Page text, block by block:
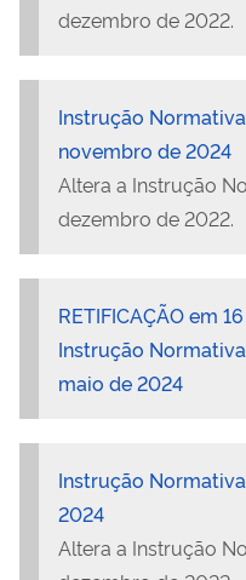
dezembro de 2022.
Instrução Normativa
novembro de 2024
Altera a Instrução
dezembro de 2022.
RETIFICAÇÃO em
Instrução Normativa
maio de 2024
Instrução Normativa
2024
Altera a Instrução